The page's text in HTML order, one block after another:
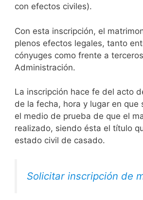
con efectos civiles).
Con esta inscripción, el
plenos efectos legales, tanto
cónyuges como frente a
Administración.
La inscripción hace fe del acto
de la fecha, hora y lugar en que
el medio de prueba de que el
realizado, siendo ésta el título
estado civil de casado.
Solicitar inscripción de